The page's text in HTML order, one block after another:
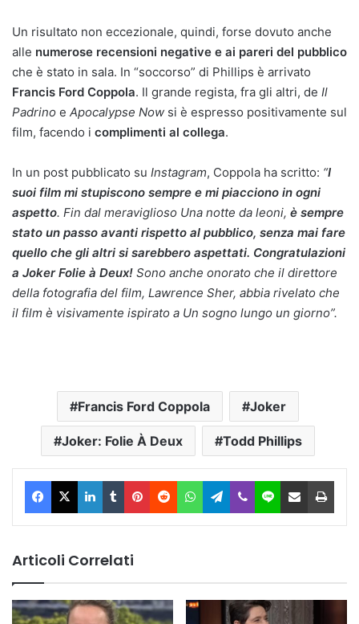
Un risultato non eccezionale, quindi, forse dovuto anche
alle numerose recensioni negative e ai pareri del pubblico
che è stato in sala. In “soccorso” di Phillips è arrivato
Francis Ford Coppola. Il grande regista, fra gli altri, de Il
Padrino e Apocalypse Now si è espresso positivamente sul
film, facendo i complimenti al collega.
In un post pubblicato su Instagram, Coppola ha scritto: “I
suoi film mi stupiscono sempre e mi piacciono in ogni
aspetto. Fin dal meraviglioso Una notte da leoni, è sempre
stato un passo avanti rispetto al pubblico, senza mai fare
quello che gli altri si sarebbero aspettati. Congratulazioni
a Joker Folie à Deux! Sono anche onorato che il direttore
della fotografia del film, Lawrence Sher, abbia rivelato che
il film è visivamente ispirato a Un sogno lungo un giorno”.
Francis Ford Coppola Joker
Joker: Folie À Deux Todd Phillips
Facebook
X LinkedIn
TumblrPinterest
RedditWhatsAppTelegram
ViberLine Condividi via Email
Articoli Correlati